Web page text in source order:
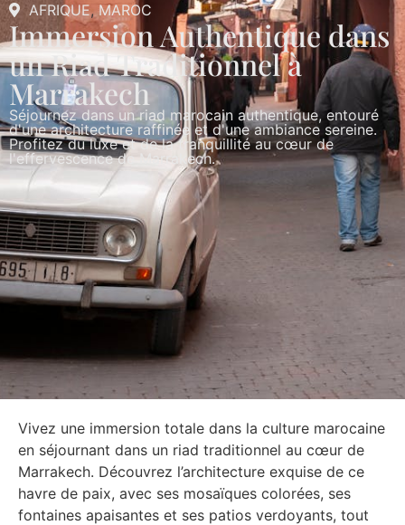
AFRIQUE, MAROC
Immersion Authentique dans
un Riad Traditionnel à
Marrakech
Séjournez dans un riad marocain authentique, entouré
d'une architecture raffinée et d'une ambiance sereine.
Profitez du luxe et de la tranquillité au cœur de
l'effervescence de Marrakech.
Vivez une immersion totale dans la culture marocaine
en séjournant dans un riad traditionnel au cœur de
Marrakech. Découvrez l’architecture exquise de ce
havre de paix, avec ses mosaïques colorées, ses
fontaines apaisantes et ses patios verdoyants, tout